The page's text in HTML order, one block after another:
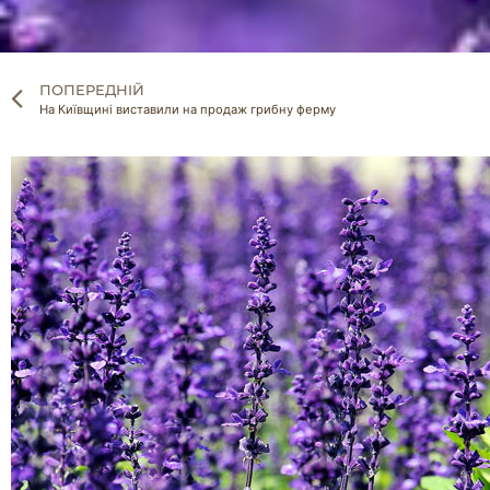
ПОПЕРЕДНІЙ
На Київщині виставили на продаж грибну ферму